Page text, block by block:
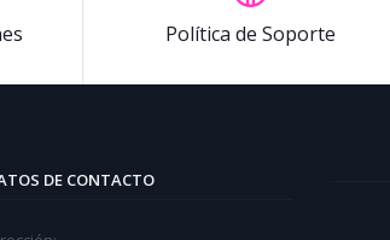
Política de Soporte
DE CONTACTO